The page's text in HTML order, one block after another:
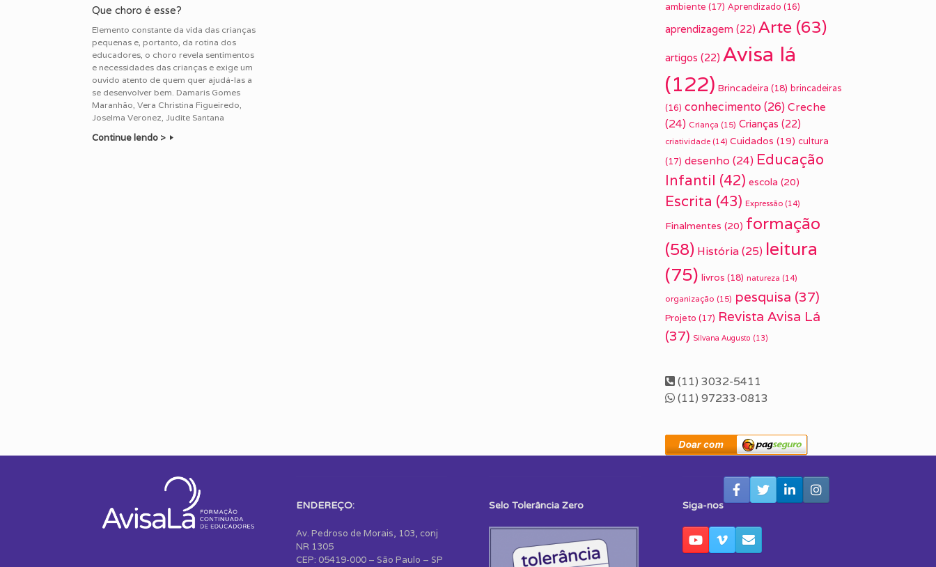
Que choro é esse?
Elemento constante da vida das crianças
pequenas e, portanto, da rotina dos
educadores, o choro revela sentimentos
e necessidades das crianças e exige um
ouvido atento de quem quer ajudá-las a
se desenvolver bem. Damaris Gomes
Maranhão, Vera Christina Figueiredo,
Joselma Veronez, Judite Santana
Continue lendo >
ambiente (17) Aprendizado (16)
aprendizagem (22) Arte (63)
artigos (22) Avisa lá
(122) Brincadeira (18) brincadeiras
(16) conhecimento(26) Creche
(24) Criança (15) Crianças (22)
criatividade (14) Cuidados (19) cultura
(17) desenho (24) Educação
Infantil (42) escola (20)
Escrita (43) Expressão (14)
Finalmentes (20) formação
(58) História(25) leitura
(75) livros (18) natureza (14)
organização (15) pesquisa (37)
Projeto (17) Revista Avisa Lá
(37) Silvana Augusto (13)
(11) 3032-5411
(11) 97233-0813
ENDEREÇO:
Av. Pedroso de Morais, 103, conj
NR 1305
CEP: 05419-000 – São Paulo – SP
Selo Tolerância Zero Siga-nos